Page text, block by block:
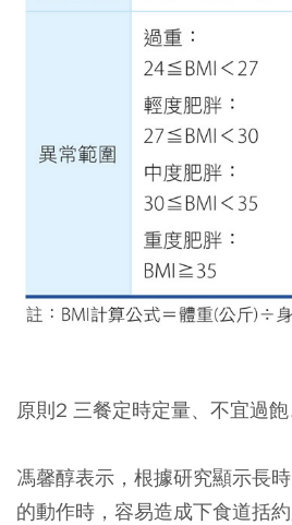
原則2 三餐定時定量、不宜過
馮馨醇表示，根據研究顯示長
的動作時，容易造成下食道括